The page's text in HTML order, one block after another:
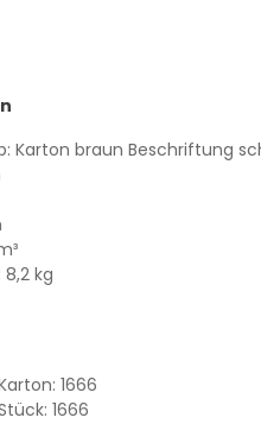
Karton braun Beschriftung
kg
1666
1666